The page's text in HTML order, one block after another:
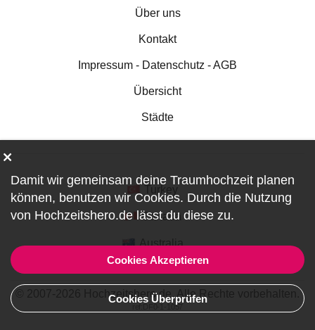
Über uns
Kontakt
Impressum - Datenschutz - AGB
Übersicht
Städte
Canada
Australia
© 2007-2026 Hochzeitshero.de. Alle Rechte vorbehalten.
ref:DF0-1-1057
Damit wir gemeinsam deine Traumhochzeit planen
können, benutzen wir Cookies. Durch die Nutzung
von Hochzeitshero.de lässt du diese zu.
Cookies Akzeptieren
Cookies Überprüfen